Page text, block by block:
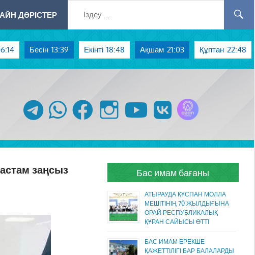
ДӘРІСТЕР
Бесін 13:39 Екінті 18:48 Ақшам 21:03 Құптан 22:48
telegram whatsapp facebook instagram youtubevk
заңсыз
Бас имам бағаны
АТЫРАУДА ҚҰСПАН МОЛЛА
МЕШІТІНІҢ 70 ЖЫЛДЫҒЫНА
ОРАЙ РЕСПУБЛИКАЛЫҚ
ҚҰРАН САЙЫСЫ ӨТТІ
БАС ИМАМ ЕРЕКШЕ
ҚАЖЕТТІЛІГІ БАР БАЛАЛАРДЫ